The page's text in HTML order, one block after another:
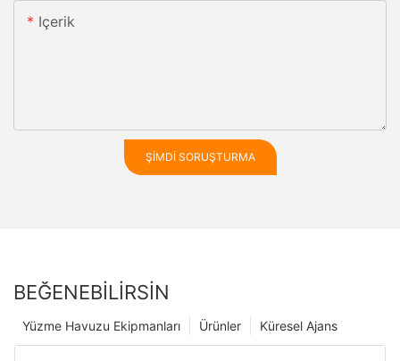
Içerik
ŞIMDI SORUŞTURMA
BEĞENEBILIRSIN
Küresel Ajans
Ürünler
Yüzme Havuzu Ekipmanları